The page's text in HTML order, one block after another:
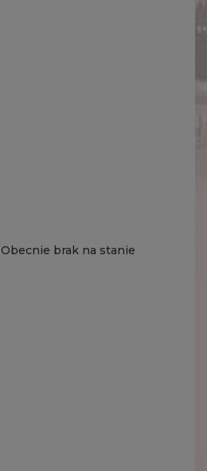
Obecnie brak na stanie